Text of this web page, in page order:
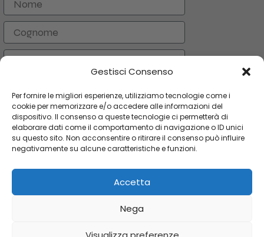
Gestisci Consenso
Per fornire le migliori esperienze, utilizziamo tecnologie come i
cookie per memorizzare e/o accedere alle informazioni del
dispositivo. Il consenso a queste tecnologie ci permetterà di
elaborare dati come il comportamento di navigazione o ID unici
su questo sito. Non acconsentire o ritirare il consenso può influire
negativamente su alcune caratteristiche e funzioni.
Accetta
Nega
Cognome
Email
ISCRIVITI
CATEGORIE
Copyright 2024 Orologi & Bijoux. Tutti i diritti riservati